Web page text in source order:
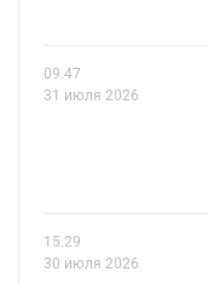
09.47
31 июля 2026
15.29
30 июля 2026